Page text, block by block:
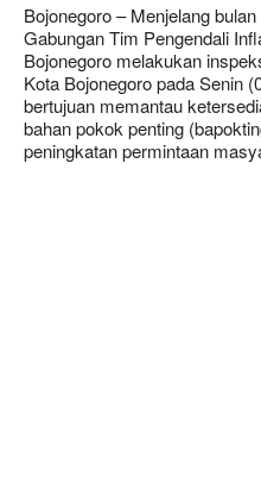
Bojonegoro – Menjelang
Gabungan Tim Pengendali
Bojonegoro melakukan
Kota Bojonegoro pada Senin
bertujuan memantau
bahan pokok penting
peningkatan permintaan